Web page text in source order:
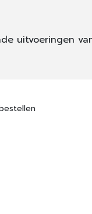
uitvoeringen